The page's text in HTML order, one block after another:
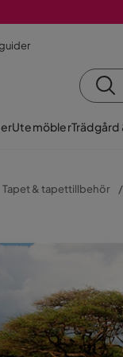
UtemöblerTrädgård
Tapet & tapettillbehör